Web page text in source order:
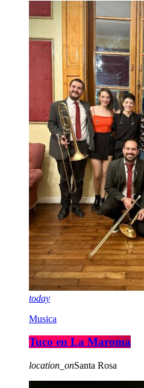
today
Musica
Tuco en La Maroma
location_onSanta Rosa